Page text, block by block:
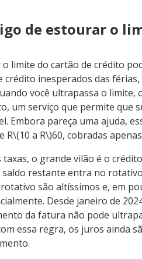
de estourar o
limite do cartão de crédito
crédito inesperados das
você ultrapassa o limite,
um serviço que permite que
Embora pareça uma ajuda,
R\(10 a R\)60, cobradas
taxas, o grande vilão é o
restante entra no
são altíssimos e, em
Desde janeiro de
da fatura não pode
essa regra, os juros ainda